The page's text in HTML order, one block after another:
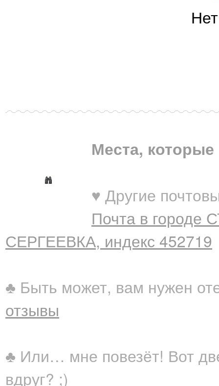
Места, которые
♥ Другие
Почта в городе
СЕРГЕЕВКА, индекс 452719
♣ Быть может, вам нужен
отзывы
♣ Или… мне повезёт! Вот
вдруг? ;)